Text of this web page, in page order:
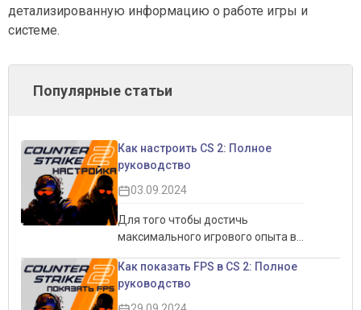
детализированную информацию о работе игры и
системе.
Популярные статьи
Как настроить CS 2: Полное
руководство
03.09.2024
Для того чтобы достичь
максимального игрового опыта в
игру. Это не только позволит
увеличить производительность,
но и обеспечит более комфортный
Как показать FPS в CS 2: Полное
руководство